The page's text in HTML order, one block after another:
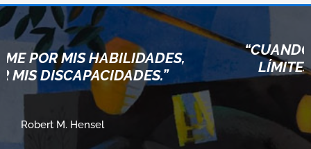
“CUANDO ACEPTAMOS
LÍMITES, VAMOS MÁS
ELLOS.”
Albert Einstein